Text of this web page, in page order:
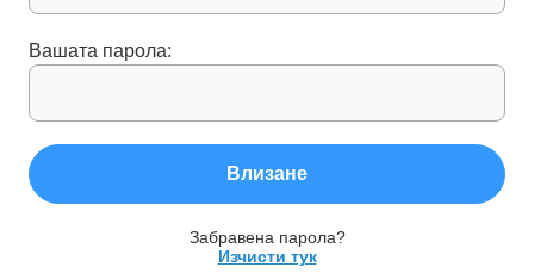
Вашата парола:
Влизане
Забравена парола?
Изчисти тук